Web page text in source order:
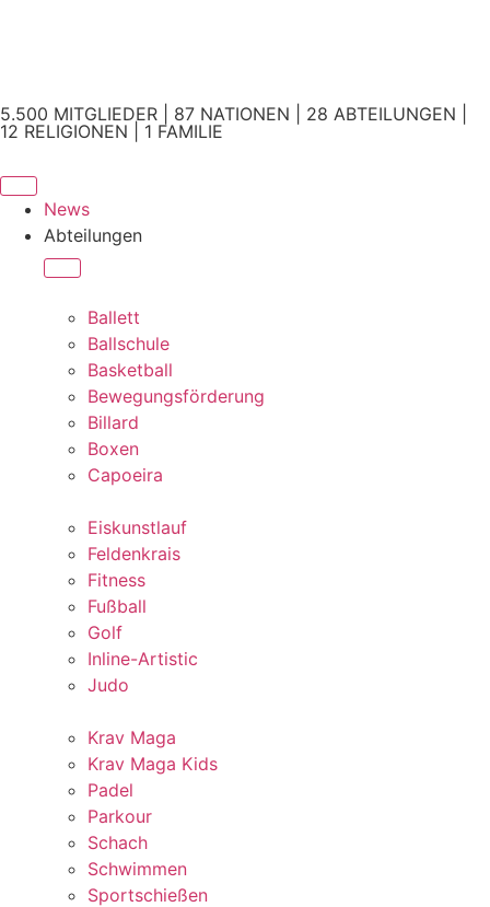
5.500 MITGLIEDER | 87 NATIONEN | 28 ABTEILUNGEN |
12 RELIGIONEN | 1 FAMILIE
News
Abteilungen
Ballett
Ballschule
Basketball
Bewegungsförderung
Billard
Boxen
Capoeira
Eiskunstlauf
Feldenkrais
Fitness
Fußball
Golf
Inline-Artistic
Judo
Krav Maga
Krav Maga Kids
Padel
Parkour
Schach
Schwimmen
Sportschießen